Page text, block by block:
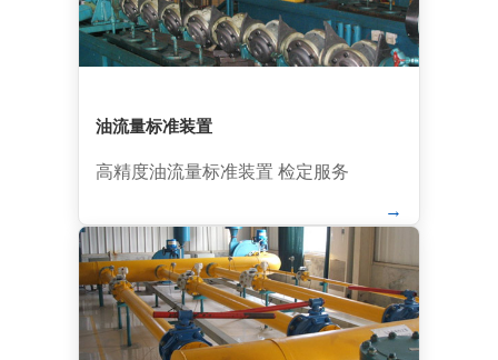
油流量标准装置
高精度油流量标准装置 检定服务
→